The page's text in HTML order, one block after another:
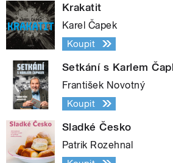
Krakatit
Karel Čapek
Koupit
Setkání s Karlem
František Novotný
Koupit
Sladké Česko
Patrik Rozehnal